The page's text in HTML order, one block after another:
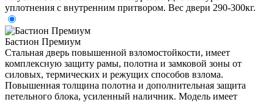
уплотнения с внутренним притвором. Вес двери 290-300кг.
Бастион Премиум
Стальная дверь повышенной взломостойкости, имеет
комплексную защиту рамы, полотна и замковой зоны от
силовых, термических и режущих способов взлома.
Повышенная толщина полотна и дополнительная защита
петельного блока, усиленный наличник. Модель имеет